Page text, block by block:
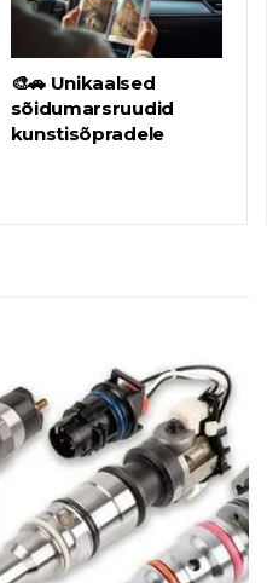
🎨🚗 Unikaalsed
sõidumarsruudid
kunstisõpradele